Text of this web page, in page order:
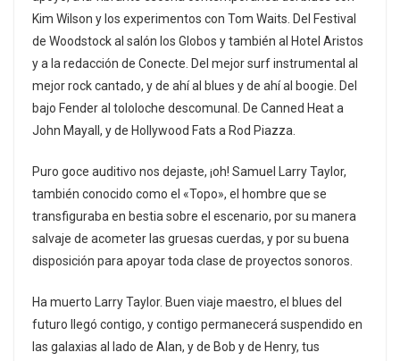
Kim Wilson y los experimentos con Tom Waits. Del Festival
de Woodstock al salón los Globos y también al Hotel Aristos
y a la redacción de Conecte. Del mejor surf instrumental al
mejor rock cantado, y de ahí al blues y de ahí al boogie. Del
bajo Fender al tololoche descomunal. De Canned Heat a
John Mayall, y de Hollywood Fats a Rod Piazza.
Puro goce auditivo nos dejaste, ¡oh! Samuel Larry Taylor,
también conocido como el «Topo», el hombre que se
transfiguraba en bestia sobre el escenario, por su manera
salvaje de acometer las gruesas cuerdas, y por su buena
disposición para apoyar toda clase de proyectos sonoros.
Ha muerto Larry Taylor. Buen viaje maestro, el blues del
futuro llegó contigo, y contigo permanecerá suspendido en
las galaxias al lado de Alan, y de Bob y de Henry, tus